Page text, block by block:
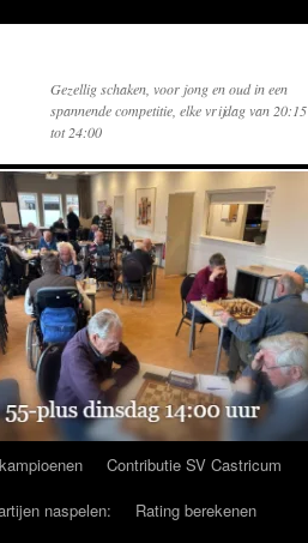
Gezellig schaken, voor jong en oud in een
spannende competitie, elke vrijdag van 20:15
tot 24:00
Contributie SV Castricum
naspelen:
Rating berekenen